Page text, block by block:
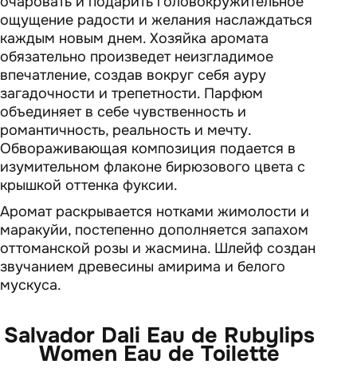
ощущение радости и желания наслаждаться
каждым новым днем. Хозяйка аромата
обязательно произведет неизгладимое
впечатление, создав вокруг себя ауру
загадочности и трепетности. Парфюм
объединяет в себе чувственность и
романтичность, реальность и мечту.
Обвораживающая композиция подается в
изумительном флаконе бирюзового цвета с
крышкой оттенка фуксии.
Аромат раскрывается нотками жимолости и
маракуйи, постепенно дополняется запахом
оттоманской розы и жасмина. Шлейф создан
звучанием древесины амирима и белого
мускуса.
Salvador Dali Eau de Rubylips
Women Eau de Toilette